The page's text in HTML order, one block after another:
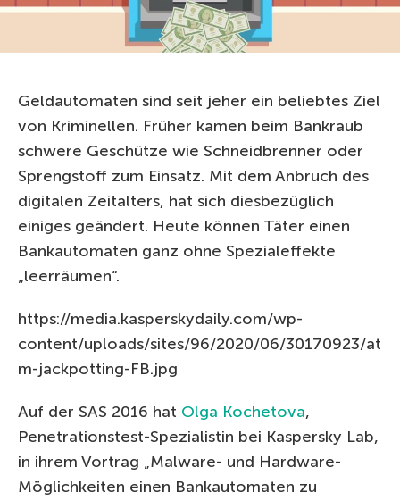
Geldautomaten sind seit jeher ein beliebtes Ziel
von Kriminellen. Früher kamen beim Bankraub
schwere Geschütze wie Schneidbrenner oder
Sprengstoff zum Einsatz. Mit dem Anbruch des
digitalen Zeitalters, hat sich diesbezüglich
einiges geändert. Heute können Täter einen
Bankautomaten ganz ohne Spezialeffekte
„leerräumen“.
https://media.kasperskydaily.com/wp-
content/uploads/sites/96/2020/06/30170923/at
m-jackpotting-FB.jpg
Auf der SAS 2016 hat Olga Kochetova,
Penetrationstest-Spezialistin bei Kaspersky Lab,
in ihrem Vortrag „Malware- und Hardware-
Möglichkeiten einen Bankautomaten zu